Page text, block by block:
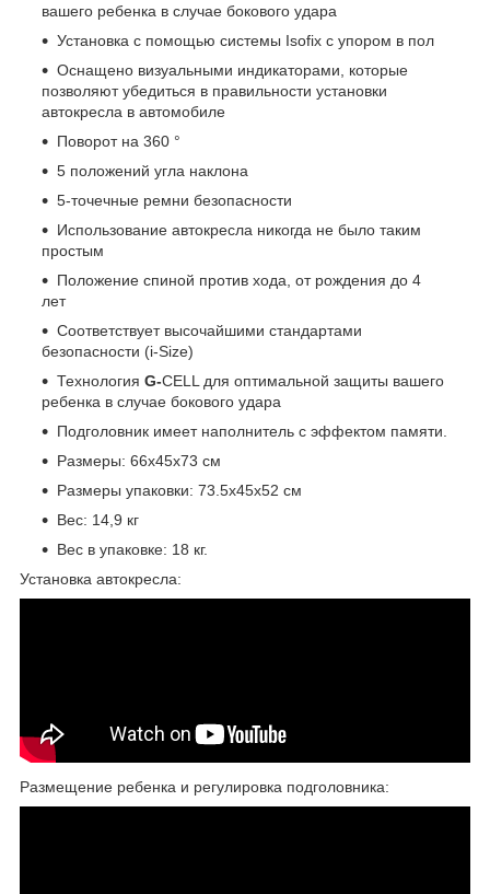
вашего ребенка в случае бокового удара
Установка с помощью системы Isofix с упором в пол
Оснащено визуальными индикаторами, которые
позволяют убедиться в правильности установки
автокресла в автомобиле
Поворот на 360 °
5 положений угла наклона
5-точечные ремни безопасности
Использование автокресла никогда не было таким
простым
Положение спиной против хода, от рождения до 4
лет
Соответствует высочайшими стандартами
безопасности (i-Size)
Технология G-CELL для оптимальной защиты вашего
ребенка в случае бокового удара
Подголовник имеет наполнитель с эффектом памяти.
Размеры: 66х45х73 см
Размеры упаковки: 73.5х45х52 см
Вес: 14,9 кг
Вес в упаковке: 18 кг.
Установка автокресла:
Размещение ребенка и регулировка подголовника: